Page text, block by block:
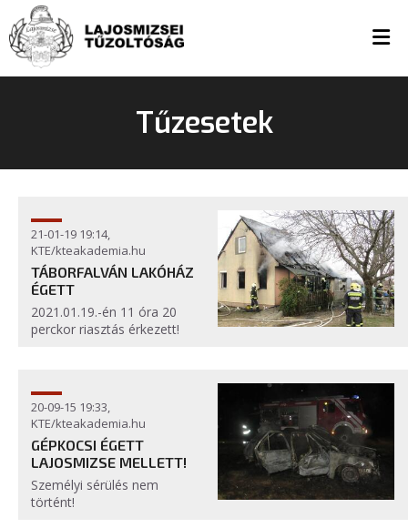
Tűzesetek
21-01-19 19:14,
KTE/kteakademia.hu
TÁBORFALVÁN LAKÓHÁZ
ÉGETT
2021.01.19.-én 11 óra 20
perckor riasztás érkezett!
20-09-15 19:33,
KTE/kteakademia.hu
GÉPKOCSI ÉGETT
LAJOSMIZSE MELLETT!
Személyi sérülés nem
történt!